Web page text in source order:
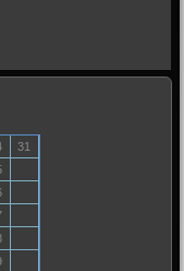
31